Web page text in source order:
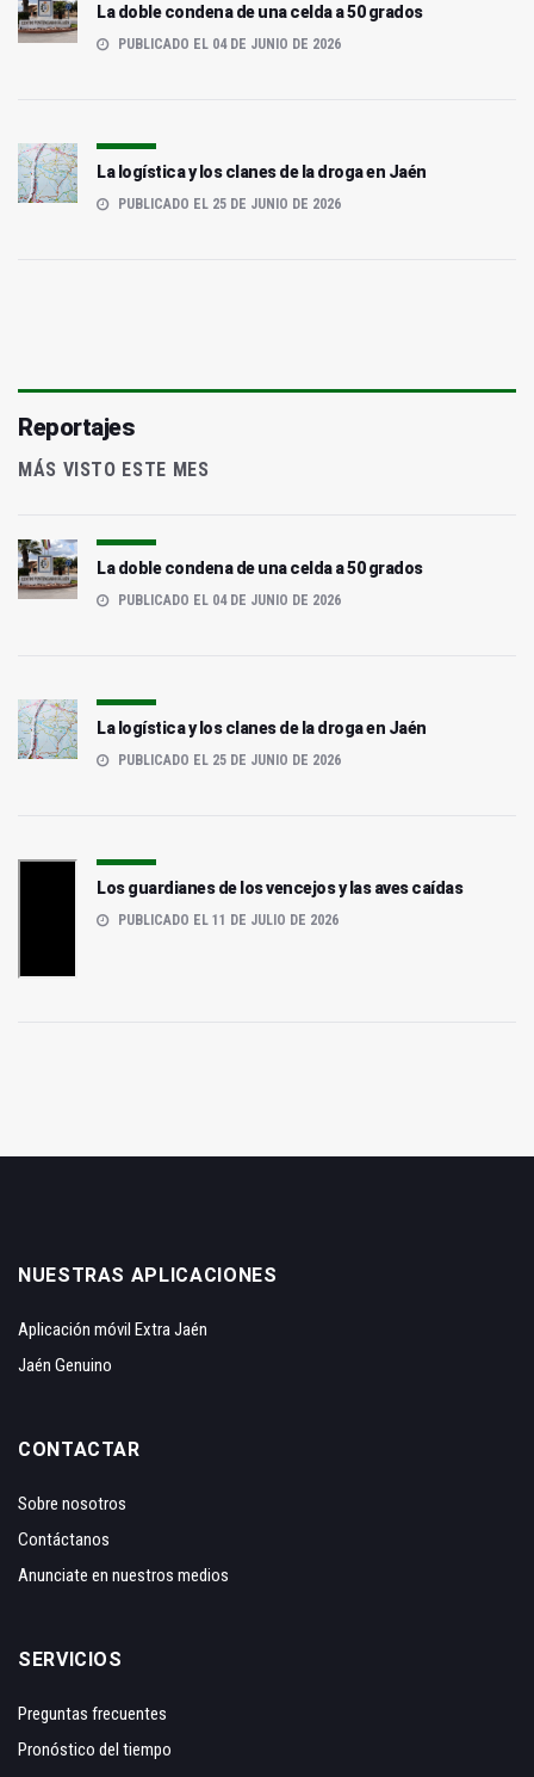
La doble condena de una celda a 50 grados
PUBLICADO EL 04 DE JUNIO DE 2026
La logística y los clanes de la droga en Jaén
PUBLICADO EL 25 DE JUNIO DE 2026
Reportajes
MÁS VISTO ESTE MES
La doble condena de una celda a 50 grados
PUBLICADO EL 04 DE JUNIO DE 2026
La logística y los clanes de la droga en Jaén
PUBLICADO EL 25 DE JUNIO DE 2026
Los guardianes de los vencejos y las aves caídas
PUBLICADO EL 11 DE JULIO DE 2026
NUESTRAS APLICACIONES
Aplicación móvil Extra Jaén
Jaén Genuino
CONTACTAR
Sobre nosotros
Contáctanos
Anunciate en nuestros medios
SERVICIOS
Preguntas frecuentes
Pronóstico del tiempo